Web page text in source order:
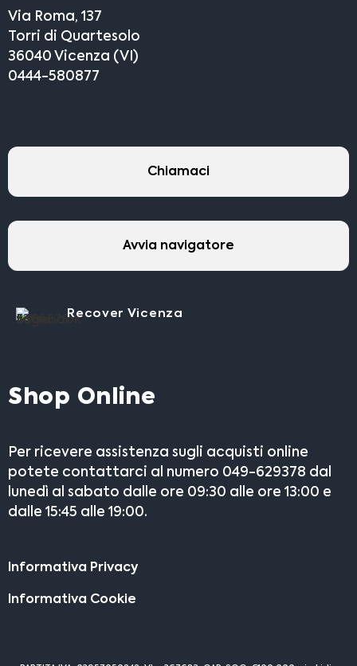
Via Roma, 137
Torri di Quartesolo
36040 Vicenza (VI)
0444-580877
Chiamaci
Avvia navigatore
Recover Vicenza
Shop Online
Per ricevere assistenza sugli acquisti online
potete contattarci al numero 049-629378 dal
lunedì al sabato dalle ore 09:30 alle ore 13:00 e
dalle 15:45 alle 19:00.
Informativa Privacy
Informativa Cookie